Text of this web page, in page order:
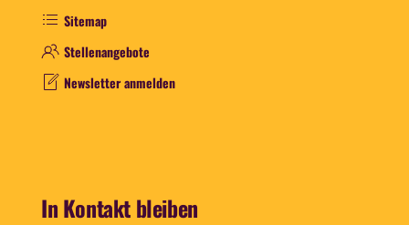
Sitemap
Stellenangebote
Newsletter anmelden
In Kontakt bleiben